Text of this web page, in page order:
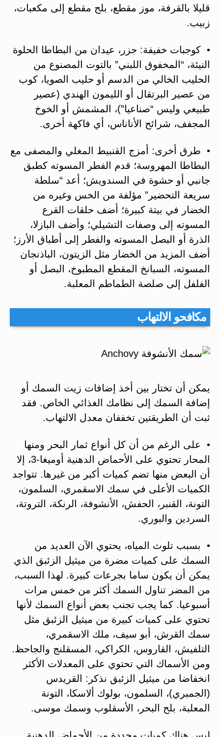
قليلا بالقرفة، موز مقطع، بلح مقطع إلى مكعبات،
زبيب.
• كوجبات خفيفة: جزر، عيدان من البطاطا الحلوة
النيئة، “المخفوق اللبني” بالتوت المصنوع من
الحليب الخالي من الدسم أو حليب الصويا، كوب
من عصير البرتقال أو الليمون الهندي (عصير
طبيعي وليس “صناعيا”)، المشمش أو الخوخ
المجفف، شرائح الأناناس، أي فاكهة أخرى.
• طرق أخرى: أمزج القنبيط المغلي والمصفى مع
البطاطا المهروسة؛ قدم الفطر المسوته كطبق
جانبي أو حشوة في السندويش؛ أعد “سلطة
سريعة التحضير” مؤلفة من الخس وغيره من
الخضار في بيتة كبيرة؛ أضف حلقات القرع
المسوته إلى وصفات التشيلي؛ وأضف البازلا،
الذرة أو البصل المسوته والفطر إلى أطباق الأرز؛
أضف المزيد من الخضار مثل الزيتون، الباذنجان
المسوته، السبانخ المقطع المطبوخ، البصل أو
الفلفل إلى صلصة الطماطم المعلبة.
مكافحو الالتهاب
يمكن أن تختار بين أخذ إضافات زيت السمك أو
إضافة السمك إلى نظامك الغذائي الخاص. فقد
ثبت أن الطريقتين تخففان معدل الالتهاب.
• على الرغم من أن كل أنواع ثمار البحر ومنها
المحار تحتوي على الأحماض الدهنية أوميغا-3، إلا
أن البعض منها تضم كميات أكبر من غيرها. تتواجد
الكميات الأعلى في سمك الاسقمري، السلمون،
التونة، القنبر، الحفش، الأنشوفة، الرنكة، التروتة،
السردين والبوري.
• بسبب تلوث المياه، يحتوي الآن العديد من
السمك على كميات مضرة من ميثيل الزئبق الذي
يمكن أن يكون ساما بجرعات كبيرة. لهذا السبب،
من المضر تناول السمك أكثر من خمس مرات
أسبوعيا. كما يجب تجنب بعض أنواع السمك لأنها
تحتوي على كميات كبيرة من ميثيل الزئبق مثل
سمك القرش، أبو سيف، ملك الاسقمري،
التلفيش، القاروس، الكراكي، المسقلنج والجاحظ.
ومن الأسماك التي تحتوي على المعدلات الأكثر
انخفاضا من ميثيل الزئبق نذكر: القريدس
(الجمبري)، السلمون، بولوك ألاسكا، التونة
المعلبة، بلح البحر، الأسقلوب وسمك موسى.
ليس هناك كميات محددة من الأحماض الدهنية